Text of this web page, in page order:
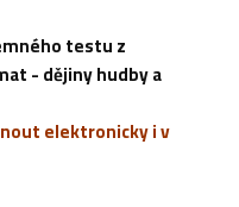
testu z
- dějiny hudby a
elektronicky i v